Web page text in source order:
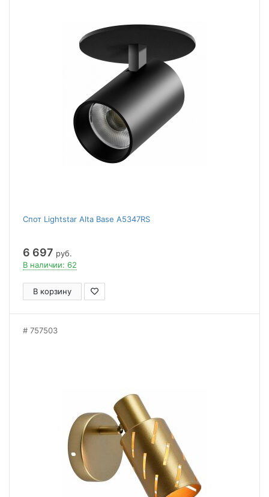
Спот Lightstar Alta Base A5347RS
6 697 руб.
В наличии: 62
В корзину
757503